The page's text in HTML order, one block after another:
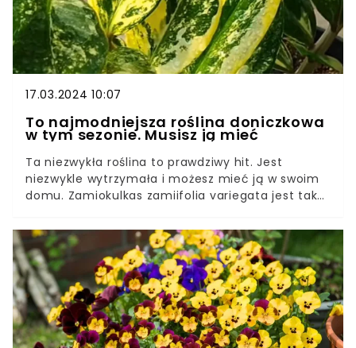
17.03.2024 10:07
To najmodniejsza roślina doniczkowa
w tym sezonie. Musisz ją mieć
Ta niezwykła roślina to prawdziwy hit. Jest
niezwykle wytrzymała i możesz mieć ją w swoim
domu. Zamiokulkas zamiifolia variegata jest tak
odmiana, a prezentuje się obłędnie.Możesz mieć
go w swojej kolekcji. Wszyscy roślinomaniacy
będą ci zazdrościć. Sprawdź, jakie wymagania ma
zamiokulkas zamiifolia variegata.